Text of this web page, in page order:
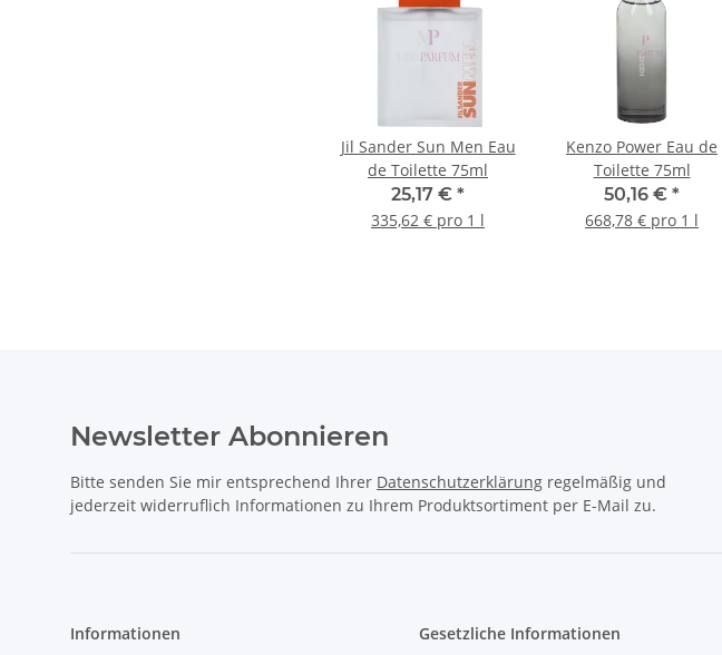
Jil Sander Sun Men Eau
de Toilette 75ml
25,17 € *
335,62 € pro 1 l
Kenzo Power Eau de
Toilette 75ml
50,16 € *
668,78 € pro 1 l
Newsletter Abonnieren
Bitte senden Sie mir entsprechend Ihrer Datenschutzerklärung regelmäßig und
jederzeit widerruflich Informationen zu Ihrem Produktsortiment per E-Mail zu.
Informationen Gesetzliche Informationen